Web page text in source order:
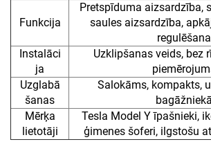
Funkcija
Pretspīduma aizsardzība,
saules aizsardzība,
regulēšana
Instalāci
ja
Uzklipšanas veids, bez
Uzglabā
šanas
Salokāms, kompakts,
bagāžniekā
Mērķa
lietotāji
Tesla Model Y īpašnieki,
ģimenes šoferi, ilgstošu